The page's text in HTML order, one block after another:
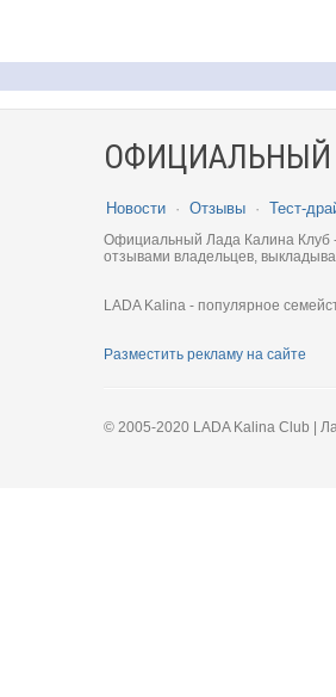
ОФИЦИАЛЬНЫЙ
Новости · Отзывы · Тест-
Официальный Лада Калина Клуб
отзывами владельцев,
LADA Kalina - популярное
Разместить рекламу на сайте
© 2005-2020 LADA Kalina Club |